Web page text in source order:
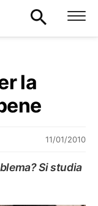
la
11/01/2010
Si studia